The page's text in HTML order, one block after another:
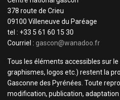
378 route de Crieu
09100 Villeneuve du Paréage
tel : +33 5 61 60 15 30
Courriel : gascon@wanadoo.fr
Tous les éléments accessibles sur
graphismes, logos etc.) restent la
Gasconne des Pyrénées. Toute
modification, publication,